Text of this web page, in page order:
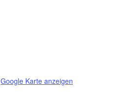
Google Karte anzeigen